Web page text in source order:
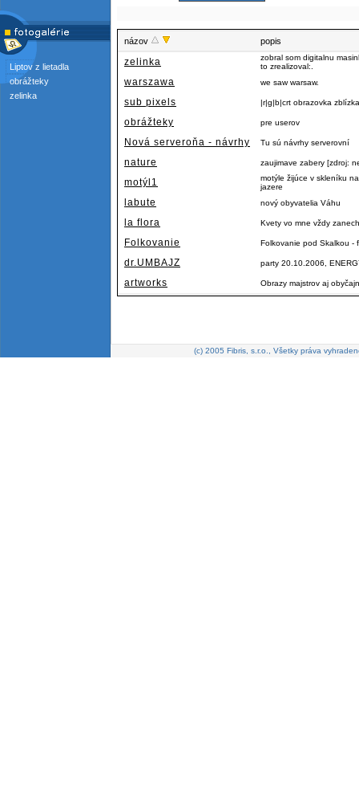
Liptov z lietadla
obrážteky
zelinka
názov popis
zelinka
zobral som digitalnu
to zrealizoval:.
warszawa we saw warsaw.
sub pixels |r|g|b|crt obrazovka
obrážteky pre userov
Nová serveroňa - návrhy Tu sú návrhy serverovní
nature zaujimave zabery [zdroj:
motýl1
motýle žijúce v skleníku
jazere
labute nový obyvatelia Váhu
la flora Kvety vo mne vždy
Folkovanie Folkovanie pod Skalkou -
dr.UMBAJZ party 20.10.2006,
artworks Obrazy majstrov aj
(c) 2005 Fibris, s.r.o., Všetky práva